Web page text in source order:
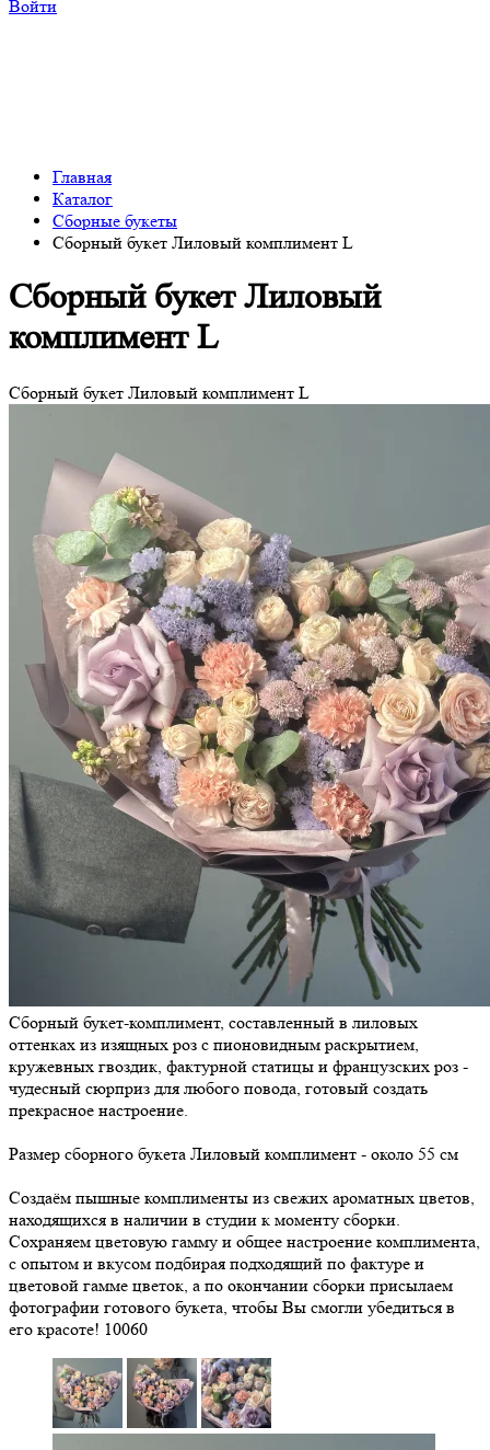
Войти
Главная
Каталог
Сборные букеты
Сборный букет Лиловый комплимент L
Сборный букет Лиловый
комплимент L
Сборный букет Лиловый комплимент L
Сборный букет-комплимент, составленный в лиловых
оттенках из изящных роз с пионовидным раскрытием,
кружевных гвоздик, фактурной статицы и французских роз -
чудесный сюрприз для любого повода, готовый создать
прекрасное настроение.
Размер сборного букета Лиловый комплимент - около 55 см
Создаём пышные комплименты из свежих ароматных цветов,
находящихся в наличии в студии к моменту сборки.
Сохраняем цветовую гамму и общее настроение комплимента,
с опытом и вкусом подбирая подходящий по фактуре и
цветовой гамме цветок, а по окончании сборки присылаем
фотографии готового букета, чтобы Вы смогли убедиться в
его красоте! 10060